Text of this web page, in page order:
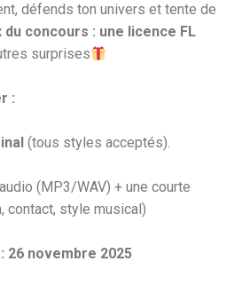
défends ton univers et tente de
du concours : une licence FL
surprises
:
(tous styles acceptés).
(MP3/WAV) + une courte
contact, style musical)
26 novembre 2025